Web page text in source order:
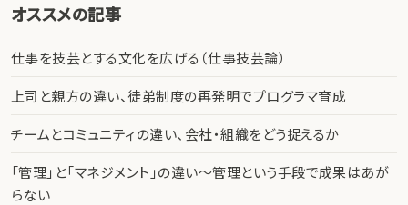
オススメの記事
仕事を技芸とする文化を広げる（仕事技芸論）
上司と親方の違い、徒弟制度の再発明でプログラマ育成
チームとコミュニティの違い、会社・組織をどう捉えるか
「管理」と「マネジメント」の違い〜管理という手段で成果はあが
らない